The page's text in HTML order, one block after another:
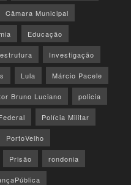
Câmara Municipal
Educação
Investigação
Lula Márcio Pacele
Bruno Luciano policia
Polícia Militar
PortoVelho
Prisão rondonia